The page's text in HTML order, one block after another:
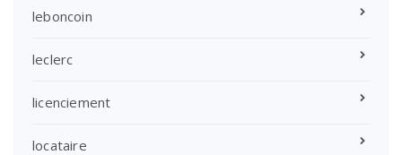
leboncoin
leclerc
licenciement
locataire